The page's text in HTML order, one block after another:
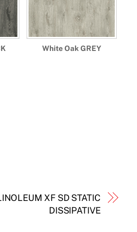
White Oak GREY
XF SD STATIC
DISSIPATIVE